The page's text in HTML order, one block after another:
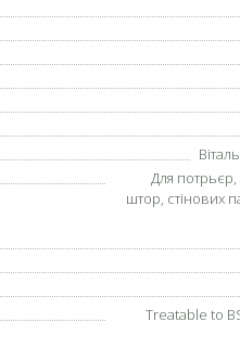
Для
штор, стінових
Treatable to